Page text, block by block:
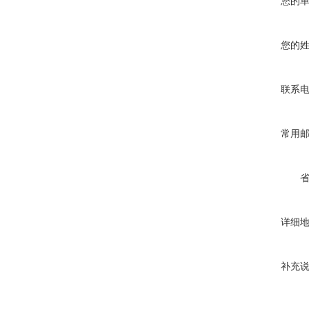
您的
联系
常用
详细
补充